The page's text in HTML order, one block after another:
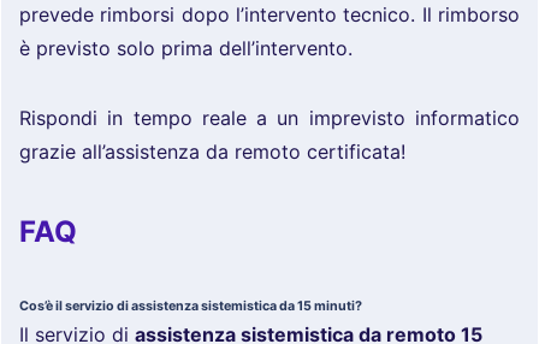
prevede rimborsi dopo l’intervento tecnico. Il rimborso
è previsto solo prima dell’intervento.
Rispondi in tempo reale a un imprevisto informatico
grazie all’assistenza da remoto certificata!
FAQ
Cos’è il servizio di assistenza sistemistica da 15 minuti?
Il servizio di assistenza sistemistica da remoto 15